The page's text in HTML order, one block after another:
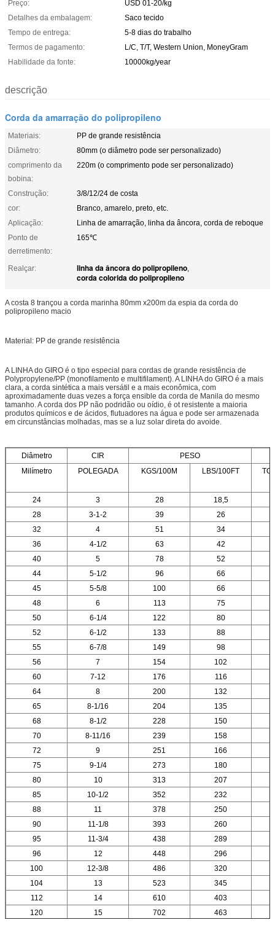
Preço:
USD 01-20/kg
Detalhes da embalagem:
Saco tecido
Tempo de entrega:
5-8 dias do trabalho
Termos de pagamento:
L/C, T/T, Western Union, MoneyGram
Habilidade da fonte:
10000kg/year
descrição
Corda da amarração do polipropileno
Materiais:
PP de grande resistência
Diâmetro:
80mm (o diâmetro pode ser personalizado)
comprimento da
bobina:
220m (o comprimento pode ser personalizado)
Construção:
3/8/12/24 de costa
cor:
Branco, amarelo, preto, etc.
Aplicação:
Linha de amarração, linha da âncora, corda de reboque
Ponto de
derretimento:
165℃
Realçar: linha da âncora do polipropileno,
corda colorida do polipropileno
A costa 8 trançou a corda marinha 80mm x200m da espia da corda do
polipropileno macio
Material: PP de grande resistência
A LINHA do GIRO é o tipo especial para cordas de grande resistência de
Polypropylene/PP (monofilamento e multifilament). A LINHA do GIRO é a mais
clara, a corda sintética a mais versátil e a mais econômica, com
aproximadamente duas vezes a força ensible da corda de Manila do mesmo
tamanho. A corda dos PP não podridão ou oídio, é ot resistente a maioria
produtos químicos e de ácidos, flutuadores na água e pode ser armazenada
em circunstâncias molhadas, mas se a luz solar direta do avoide.
Diâmetro CIR
PESO
Milímetro
POLEGADA KGS/100M LBS/100FT
24 3 28 18,5
28
3-1-2 39 26
32
4 51 34
36
4-1/2 63 42
40
5 78 52
44
5-1/2 96 66
45
5-5/8 100 66
48
6 113 75
50
6-1/4 122 80
52
6-1/2 133
88
55
6-7/8 149
98
56
7 154
102
60
7-12 176
116
64
8 200
132
65
8-1/16 204
135
68
8-1/2 228
150
70
8-11/16 239 158
72
9 251
166
75
9-1/4 273
180
80
10 313
207
85
10-1/2 352
232
88
11 378
250
90
11-1/8 393
260
95
11-3/4 438
289
96
12 448
296
100
12-3/8 486
320
104
13 523
345
112
14 610
403
120
15 702 463